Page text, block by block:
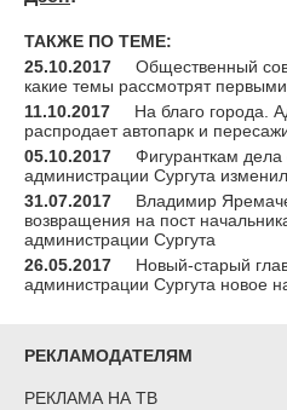
ТАКЖЕ ПО ТЕМЕ:
25.10.2017
Общественный
какие темы рассмотрят
11.10.2017
На благо города.
распродает автопарк и
05.10.2017
Фигуранткам дела
администрации Сургута
31.07.2017
Владимир
возвращения на пост
администрации Сургута
26.05.2017
Новый-старый
администрации Сургута новое
РЕКЛАМОДАТЕЛЯМ
РЕКЛАМА НА ТВ